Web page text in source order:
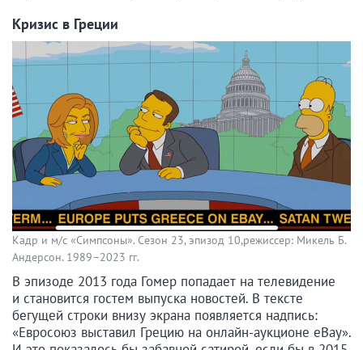
Кризис в Греции
Кадр и м/с «Симпсоны». Сезон 23, эпизод 10,режиссер: Микель Б.
Андерсон. 1989–2023 гг.
В эпизоде 2013 года Гомер попадает на телевидение
и становится гостем выпуска новостей. В тексте
бегущей строки внизу экрана появляется надпись:
«Евросоюз выставил Грецию на онлайн-аукционе eBay».